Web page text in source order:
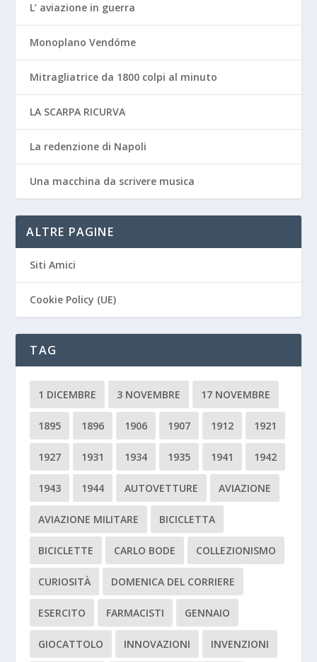
L’ aviazione in guerra
Monoplano Vendóme
Mitragliatrice da 1800 colpi al minuto
LA SCARPA RICURVA
La redenzione di Napoli
Una macchina da scrivere musica
ALTRE PAGINE
Siti Amici
Cookie Policy (UE)
TAG
1 DICEMBRE 3 NOVEMBRE 17 NOVEMBRE
1895 1896 1906 1907 1912 1921
1927 1931 1934 1935 1941 1942
1943 1944 AUTOVETTURE AVIAZIONE
AVIAZIONE MILITARE BICICLETTA
BICICLETTE CARLO BODE COLLEZIONISMO
CURIOSITÀ DOMENICA DEL CORRIERE
ESERCITO FARMACISTI GENNAIO
GIOCATTOLO INNOVAZIONI INVENZIONI